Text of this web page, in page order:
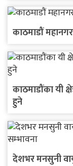
काठमाडौं
काठमाडौंका यी
हुने
देशभर मनसुनी